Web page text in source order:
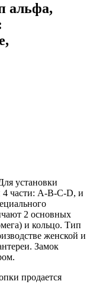
альфа,
установки
4 части: А-В-С-D, и
2 основных
и кольцо. Тип
женской и
Замок
продается